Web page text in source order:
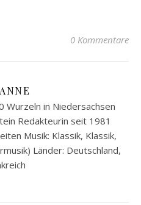
0 Kommentare
Wurzeln in Niedersachsen
Redakteurin seit 1981
Musik: Klassik, Klassik,
Länder: Deutschland,